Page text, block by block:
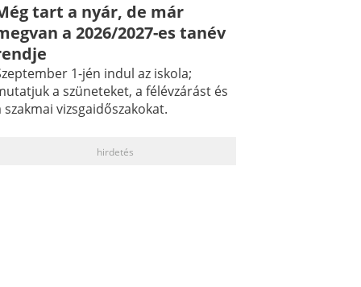
tart a nyár, de már
a 2026/2027-es tanév
1-jén indul az iskola;
a szüneteket, a félévzárást és
szakmai vizsgaidőszakokat.
hirdetés